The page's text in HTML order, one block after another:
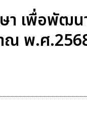
า เพื่อพัฒ
ณ พ.ศ